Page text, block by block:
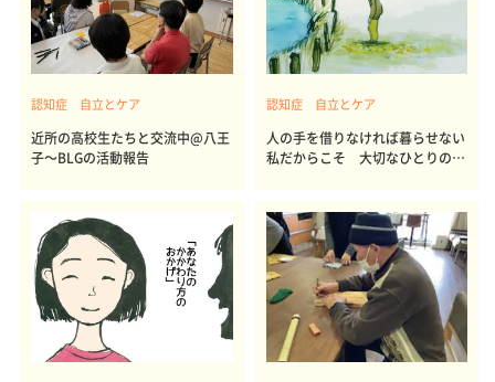
認知症 自立とケア
近所の高校生たちと交流中@八王
子～BLGの活動報告
認知症 自立とケア
人の手を借りなければ暮らせない
私だからこそ 大切なひとりの幸